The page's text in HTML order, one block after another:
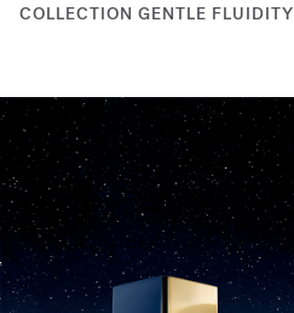
COLLECTION GENTLE FLUIDITY